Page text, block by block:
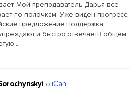
Мой преподаватель Дарья все
по полочкам. Уже виден прогресс,
предложение.Поддержка
и быстро отвечаетВ общем
о iCan